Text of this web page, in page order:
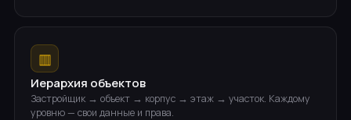
▥
Иерархия объектов
Застройщик → объект → корпус → этаж → участок. Каждому
уровню — свои данные и права.